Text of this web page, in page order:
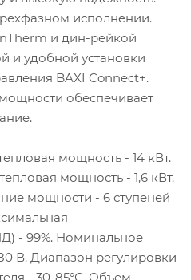
исполнении.
и дин-рейкой
и удобной установки
BAXI Connect+.
обеспечивает
мощность - 14 кВт.
мощность - 1,6 кВт.
мощности - 6 ступеней
- 99%. Номинальное
В. Диапазон регулировки